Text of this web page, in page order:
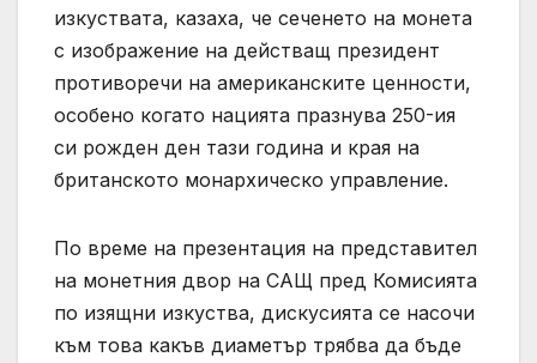
изкуствата, казаха, че сеченето на монета
с изображение на действащ президент
противоречи на американските ценности,
особено когато нацията празнува 250-ия
си рожден ден тази година и края на
британското монархическо управление.
По време на презентация на представител
на монетния двор на САЩ пред Комисията
по изящни изкуства, дискусията се насочи
към това какъв диаметър трябва да бъде